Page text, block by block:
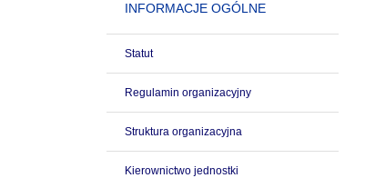
INFORMACJE OGÓLNE
Statut
Regulamin organizacyjny
Struktura organizacyjna
Kierownictwo jednostki